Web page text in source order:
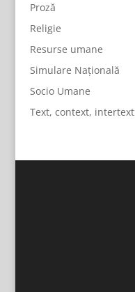
Proză
Religie
Resurse umane
Simulare Națională
Socio Umane
Text, context, intertext